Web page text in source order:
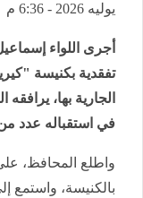
يوليه 2026 - 6:36 م
أجرى اللواء
تفقدية بكنيسة
الجارية بها،
في استقباله عدد
واطلع المحافظ، على
بالكنيسة، واستمع